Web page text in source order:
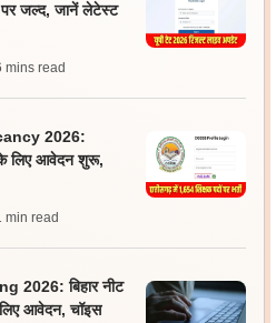
जल्द, जानें लेटेस्ट
mins read
2026:
के लिए आवेदन शुरू,
min read
2026: बिहार नीट
आवेदन, चॉइस